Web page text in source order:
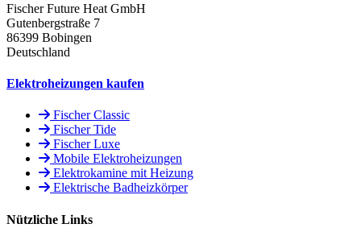
Fischer Future Heat GmbH
Gutenbergstraße 7
86399 Bobingen
Deutschland
Elektroheizungen kaufen
Fischer Classic
Fischer Tide
Fischer Luxe
Mobile Elektroheizungen
Elektrokamine mit Heizung
Elektrische Badheizkörper
Nützliche Links